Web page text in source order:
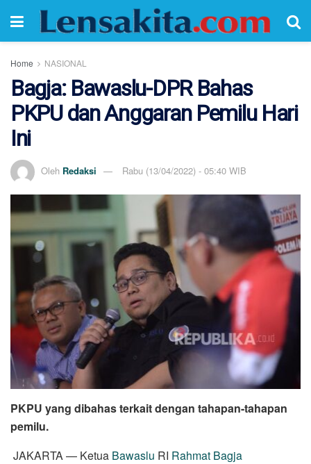
Home NASIONAL
Bagja: Bawaslu-DPR Bahas
PKPU dan Anggaran Pemilu Hari
Ini
Oleh Redaksi Rabu (13/04/2022) - 05:40 WIB
PKPU yang dibahas terkait dengan tahapan-tahapan
pemilu.
JAKARTA — Ketua Bawaslu RI Rahmat Bagja